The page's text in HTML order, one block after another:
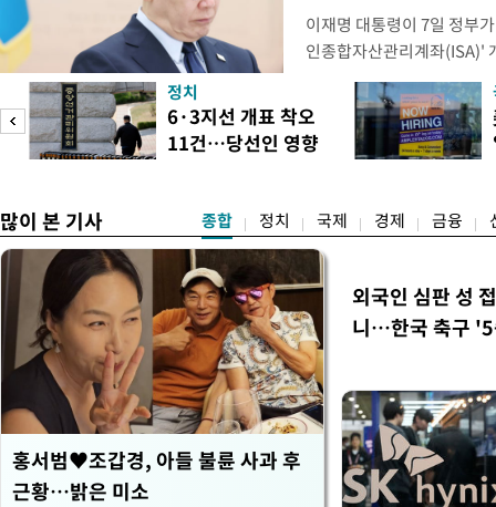
이재명 대통령이 7일 정부
인종합자산관리계좌(ISA)'
안'을 전면 재검토 할 것을
들과의 상황 점검 회의에서
지법안을 둘러싼 투자자들
았다. 이 자리에서 이 대통
정치
6·3지선 개표 착오
11건…당선인 영향
많이 본 기사 종합 정치 국제 경제 금융
홍서범♥조갑경, 아들 불륜 사과 후
근황…밝은 미소
외국인 심판 성
니…한국 축구